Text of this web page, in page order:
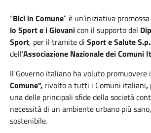
“Bici in Comune” è un’iniziativa
lo Sport e i Giovanicon il supporto del
Sport, per il tramite di Sport e Salute
dell’Associazione Nazionale dei Comuni
Il Governo italiano ha voluto promuovere
Comune", rivolto a tutti i Comuni italiani,
una delle principali sfide della società
necessità di un ambiente urbano più
sostenibile.